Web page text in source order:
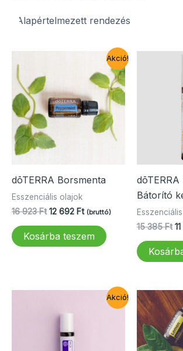
Akció!
dōTERRA Borsmenta
Esszenciális olajok
16 923Ft Original
was:
16
12 692 FtCurrent
12
(bruttó)
Kosárba teszem
dōTERRA
Bátorító
15 385Ft
15
Akció!